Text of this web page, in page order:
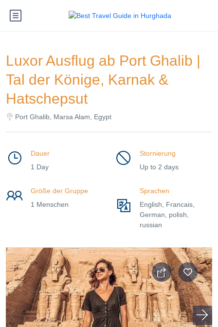
Luxor Ausflug ab Port Ghalib |
Tal der Könige, Karnak &
Hatschepsut
Port Ghalib, Marsa Alam, Egypt
Dauer
1 Day
Stornierung
Up to 2 days
Größe der Gruppe
1 Menschen
Sprachen
English, Francais,
German, polish,
russian